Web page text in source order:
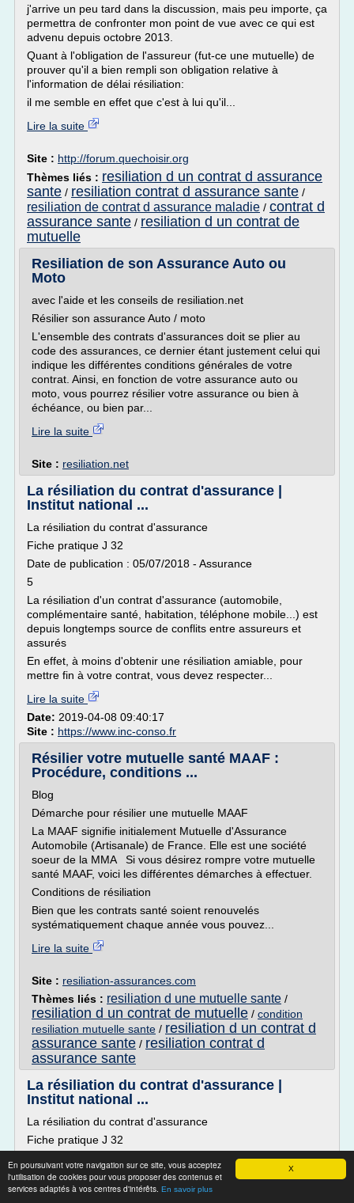
X
En poursuivant votre navigation sur ce site, vous acceptez
l'utilisation de cookies pour vous proposer des contenus et
services adaptés à vos centres d'intérêts. En savoir plus
j'arrive un peu tard dans la discussion, mais peu importe, ça
permettra de confronter mon point de vue avec ce qui est
advenu depuis octobre 2013.
Quant à l'obligation de l'assureur (fut-ce une mutuelle) de
prouver qu'il a bien rempli son obligation relative à
l'information de délai résiliation:
il me semble en effet que c'est à lui qu'il...
Lire la suite
Site : http://forum.quechoisir.org
Thèmes liés : resiliation d un contrat d assurance
sante / resiliation contrat d assurance sante /
resiliation de contrat d assurance maladie / contrat d
assurance sante / resiliation d un contrat de
mutuelle
Resiliation de son Assurance Auto ou
Moto
avec l'aide et les conseils de resiliation.net
Résilier son assurance Auto / moto
L'ensemble des contrats d'assurances doit se plier au
code des assurances, ce dernier étant justement celui qui
indique les différentes conditions générales de votre
contrat. Ainsi, en fonction de votre assurance auto ou
moto, vous pourrez résilier votre assurance ou bien à
échéance, ou bien par...
Lire la suite
Site : resiliation.net
La résiliation du contrat d'assurance |
Institut national ...
La résiliation du contrat d'assurance
Fiche pratique J 32
Date de publication : 05/07/2018 - Assurance
5
La résiliation d'un contrat d'assurance (automobile,
complémentaire santé, habitation, téléphone mobile...) est
depuis longtemps source de conflits entre assureurs et
assurés
En effet, à moins d'obtenir une résiliation amiable, pour
mettre fin à votre contrat, vous devez respecter...
Lire la suite
Date: 2019-04-08 09:40:17
Site : https://www.inc-conso.fr
Résilier votre mutuelle santé MAAF :
Procédure, conditions ...
Blog
Démarche pour résilier une mutuelle MAAF
La MAAF signifie initialement Mutuelle d'Assurance
Automobile (Artisanale) de France. Elle est une société
soeur de la MMA Si vous désirez rompre votre mutuelle
santé MAAF, voici les différentes démarches à effectuer.
Conditions de résiliation
Bien que les contrats santé soient renouvelés
systématiquement chaque année vous pouvez...
Lire la suite
Site : resiliation-assurances.com
Thèmes liés : resiliation d une mutuelle sante /
resiliation d un contrat de mutuelle / condition
resiliation mutuelle sante / resiliation d un contrat d
assurance sante / resiliation contrat d
assurance sante
La résiliation du contrat d'assurance |
Institut national ...
La résiliation du contrat d'assurance
Fiche pratique J 32
Date de publication : 18/11/2015 - Assurance
3
La résiliation d'un contrat d'assurance (automobile,